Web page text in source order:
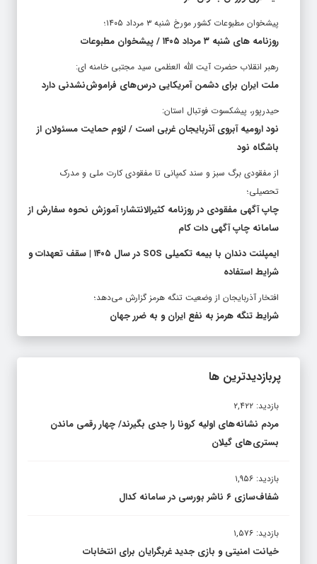
پیشخوان مطبوعات کشور مورخ شنبه ۳ مرداد ۱۴۰۵؛
روزنامه های شنبه ۳ مرداد ۱۴۰۵ / پیشخوان مطبوعات
رهبر انقلاب حضرت آیت الله العظمی سید مجتبی خامنه ای:
ملت ایران برای دشمن آمریکایی درس‌های فراموش‌نشدنی دارد
حیدرپور، پیشکسوت فوتبال استان:
نود ارومیه آبروی آذربایجان غربی است / لزوم حمایت مسئولان از
باشگاه نود
از مفقودی برگ سبز و سند کمپانی تا مفقودی کارت ملی و مدرک
تحصیلی؛
چاپ آگهی مفقودی در روزنامه کثیرالانتشار؛ آموزش نحوه سفارش از
سامانه چاپ آگهی دات کام
ایمپلنت دندان با بیمه تکمیلی SOS در سال ۱۴۰۵ | سقف تعهدات و
شرایط استفاده
افتخار آذربایجان از وضعیت تنگه هرمز گزارش می‌دهد؛
شرایط تنگه هرمز به نفع ایران و به ضرر جهان
پربازدیدترین ها
بازدید: ۲,۴۲۲
مردم نشانه های اولیه کرونا را جدی بگیرند/ چهار رقمی ماندن
بستری های گیلان
بازدید: ۱,۹۵۶
شفاف‌سازی ۶ ناشر بورسی در سامانه کدال
بازدید: ۱,۵۷۶
خیانت امنیتی و بازی جدید غربگرایان برای انتخابات